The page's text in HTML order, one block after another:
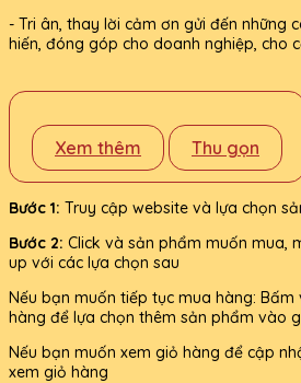
- Tri ân, thay lời cảm ơn gửi đến những
hiến, đóng góp cho doanh nghiệp, cho
Xem thêm Thu gọn
Bước 1: Truy cập website và lựa chọn
Bước 2: Click và sản phẩm muốn mua,
up với các lựa chọn sau
Nếu bạn muốn tiếp tục mua hàng:
hàng để lựa chọn thêm sản phẩm vào
Nếu bạn muốn xem giỏ hàng để cập
xem giỏ hàng